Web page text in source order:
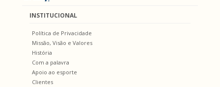
INSTITUCIONAL
Política de Privacidade
Missão, Visão e Valores
História
Com a palavra
Apoio ao esporte
Clientes